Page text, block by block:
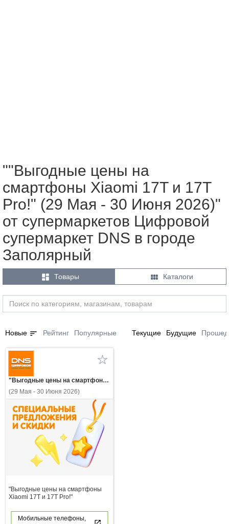
""Выгодные цены на
смартфоны Xiaomi 17T и 17T
Pro!" (29 Мая - 30 Июня 2026)"
от супермаркетов Цифровой
супермаркет DNS в городе
Заполярный
 Товары  Каталоги
Новые sort Рейтинг Популярные Текущие Будущие
"Выгодные цены на смартфоны Xiaomi 17T и 17T Pro!"
(29 Мая - 30 Июня 2026)
"Выгодные цены на смартфоны
Xiaomi 17T и 17T Pro!"
Мобильные телефоны,